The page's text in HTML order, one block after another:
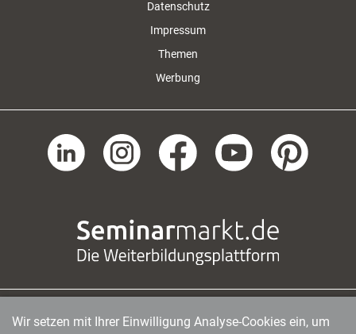
Datenschutz
Impressum
Themen
Werbung
managerSeminare Verlags GmbH | Endenicher Str. 41
|
Wir setzen mit Ihrer Einwilligung Analyse-Cookies ein, um